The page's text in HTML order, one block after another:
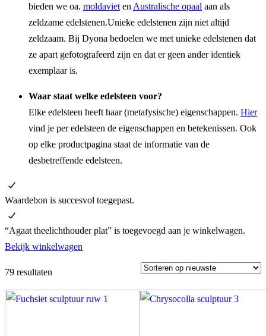
bieden we oa. moldaviet en Australische opaal aan als
zeldzame edelstenen.Unieke edelstenen zijn niet altijd
zeldzaam. Bij Dyona bedoelen we met unieke edelstenen dat
ze apart gefotografeerd zijn en dat er geen ander identiek
exemplaar is.
Waar staat welke edelsteen voor?
Elke edelsteen heeft haar (metafysische) eigenschappen. Hier
vind je per edelsteen de eigenschappen en betekenissen. Ook
op elke productpagina staat de informatie van de
desbetreffende edelsteen.
Waardebon is succesvol toegepast.
“Agaat theelichthouder plat” is toegevoegd aan je winkelwagen.
Bekijk winkelwagen
79 resultaten